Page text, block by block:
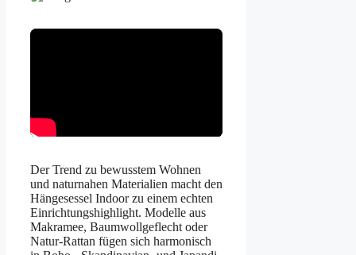
Der Trend zu bewusstem Wohnen
und naturnahen Materialien macht den
Hängesessel Indoor zu einem echten
Einrichtungshighlight. Modelle aus
Makramee, Baumwollgeflecht oder
Natur-Rattan fügen sich harmonisch